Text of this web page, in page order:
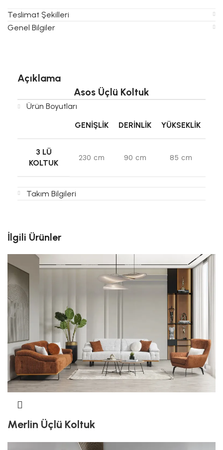
Teslimat Şekilleri
Genel Bilgiler
Açıklama
Asos Üçlü Koltuk
Ürün Boyutları
GENIŞLIK
DERINLIK YÜKSEKLIK
3 LÜ
KOLTUK
230 cm 90 cm 85 cm
Takım Bilgileri
İlgili Ürünler
Merlin Üçlü Koltuk